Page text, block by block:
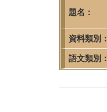
題名：
資料類別：
語文類別：